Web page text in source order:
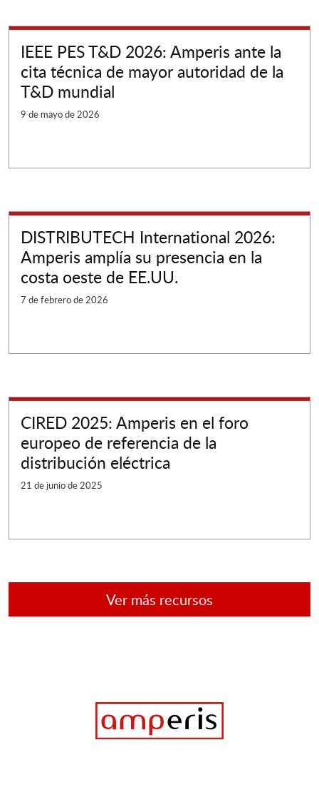
IEEE PES T&D 2026: Amperis ante la
cita técnica de mayor autoridad de la
T&D mundial
9 de mayo de 2026
DISTRIBUTECH International 2026:
Amperis amplía su presencia en la
costa oeste de EE.UU.
7 de febrero de 2026
CIRED 2025: Amperis en el foro
europeo de referencia de la
distribución eléctrica
21 de junio de 2025
Ver más recursos